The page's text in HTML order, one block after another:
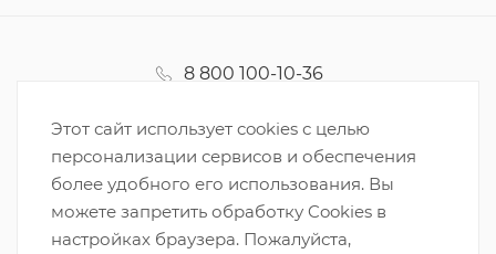
8 800 100-10-36
Этот сайт использует cookies с целью
персонализации сервисов и обеспечения
более удобного его использования. Вы
можете запретить обработку Cookies в
настройках браузера. Пожалуйста,